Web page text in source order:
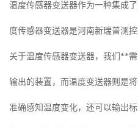
温度传感器变送器作为一种集成
度传感器变送器是河南新瑞普测
关于温度传感器变送器，我们**
输出的装置，而温度变送器则是
准确感知温度变化，还可以输出